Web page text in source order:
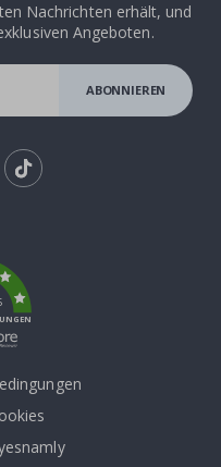
Nachrichten erhält, und
Angeboten.
ABONNIEREN